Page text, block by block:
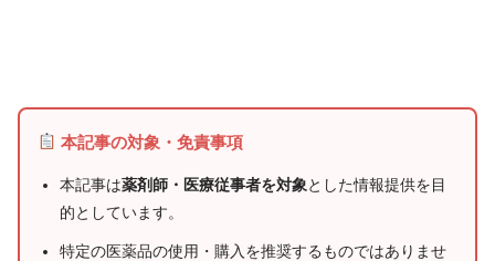
本記事の対象・免責事項
本記事は薬剤師・医療従事者を対象とした情報提供を目
的としています。
特定の医薬品の使用・購入を推奨するものではありませ